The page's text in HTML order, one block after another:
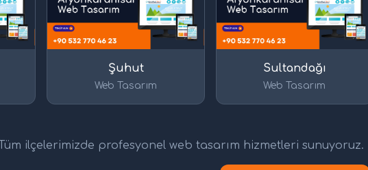
Şuhut
Web Tasarım
Sultandağı
Web Tasarım
Tüm ilçelerimizde profesyonel web tasarım hizmetleri